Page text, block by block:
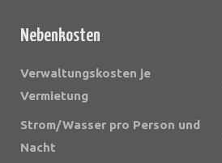
Nebenkosten
Verwaltungskosten je
Vermietung
Strom/Wasser pro Person und
Nacht